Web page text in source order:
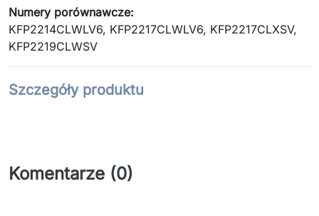
Numery porównawcze:
KFP2214CLWLV6, KFP2217CLWLV6, KFP2217CLXSV,
KFP2219CLWSV
Szczegóły produktu
Komentarze (0)